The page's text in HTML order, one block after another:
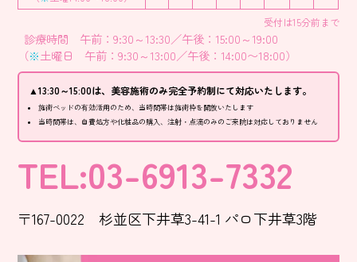
受付は15分前まで
診療時間 午前：9:30～13:30／午後：15:00～19:00
（※土曜日 午前：9:30～13:00／午後：14:00〜18:00）
▲13:30～15:00は、美容施術のみ完全予約制にて対応いたします。
施術ベッドの有効活用のため、当時間帯は施術枠を開放いたします
当時間帯は、自費処方や化粧品の購入、注射・点滴のみのご来院は対応しておりません
TEL:03-6913-7332
〒167-0022 杉並区下井草3-41-1 パロ下井草3階